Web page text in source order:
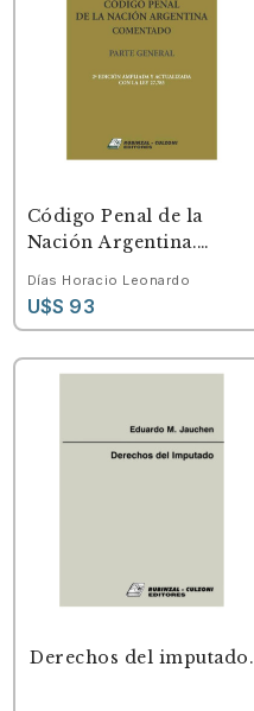
Código Penal de la
Nación Argentina.
General. 2ª edición
ampliada y actualizada
Días Horacio Leonardo
U$S 93
Derechos del imputado.